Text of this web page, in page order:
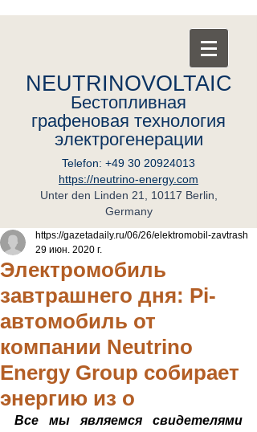
NEUTRINOVOLTAIC
Бестопливная
графеновая технология
электрогенерации
Telefon: +49 30 20924013
https://neutrino-energy.com
Unter den Linden 21, 10117 Berlin,
Germany
Электромобиль
завтрашнего дня: Pi-
автомобиль от
компании Neutrino
Energy Group собирает
энергию из о
https://gazetadaily.ru/06/26/elektromobil-zavtrash
29 июн. 2020 г.
Все мы являемся свидетелями